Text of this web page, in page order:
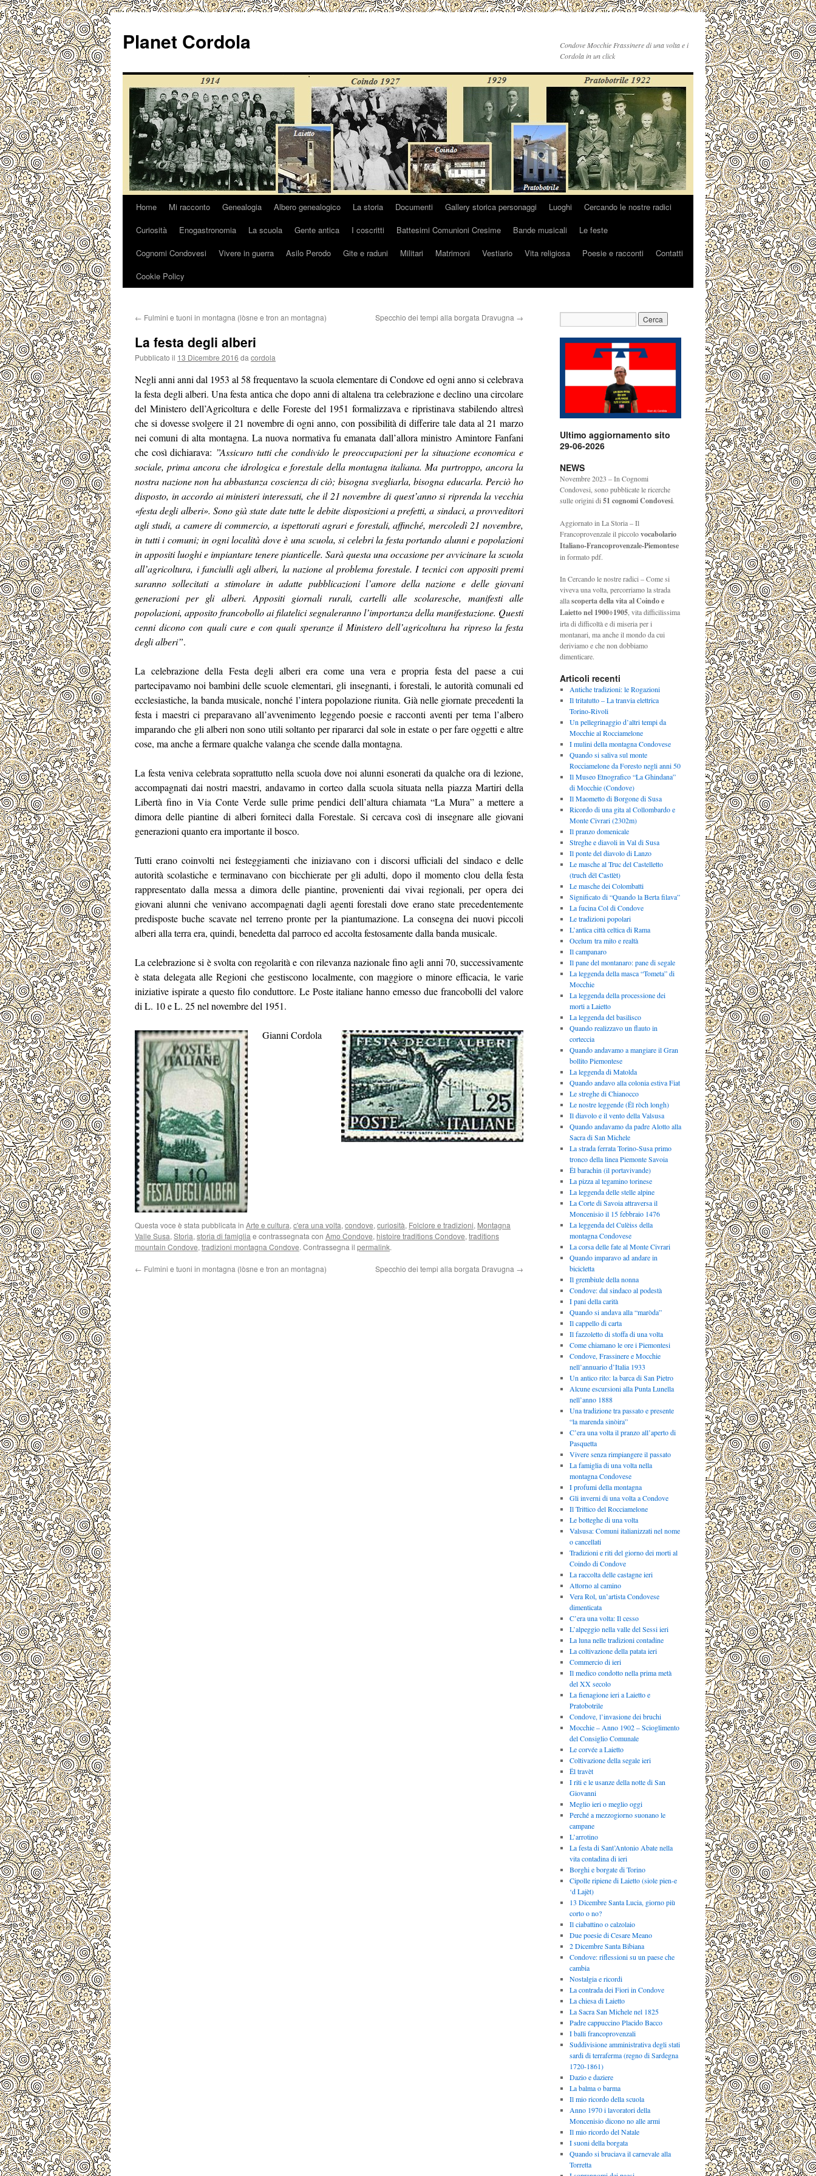
contenuto
Planet Cordola
Condove Mocchie Frassinere di una volta e i
Cordola in un click
Home Mi racconto Genealogia Albero genealogico La storia Documenti Gallery storica personaggi Luoghi
Cercando le nostre radici
Curiosità
Enogastronomia La scuola Gente antica I coscritti Battesimi Comunioni Cresime Bande musicali
Le feste
Cognomi Condovesi
Vivere in guerra Asilo Perodo Gite e raduni Militari Matrimoni Vestiario Vita religiosa Poesie e racconti
Contatti
Cookie Policy
← Fulmini e tuoni in montagna (lòsne e tron an montagna) Specchio dei tempi alla borgata Dravugna →
La festa degli alberi
Pubblicato il 13 Dicembre 2016 da cordola
Negli anni anni dal 1953 al 58 frequentavo la scuola elementare di Condove ed ogni anno si celebrava
la festa degli alberi. Una festa antica che dopo anni di altalena tra celebrazione e declino una circolare
del Ministero dell’Agricoltura e delle Foreste del 1951 formalizzava e ripristinava stabilendo altresì
che si dovesse svolgere il 21 novembre di ogni anno, con possibilità di differire tale data al 21 marzo
nei comuni di alta montagna. La nuova normativa fu emanata dall’allora ministro Amintore Fanfani
che così dichiarava: ”Assicuro tutti che condivido le preoccupazioni per la situazione economica e
sociale, prima ancora che idrologica e forestale della montagna italiana. Ma purtroppo, ancora la
nostra nazione non ha abbastanza coscienza di ciò; bisogna svegliarla, bisogna educarla. Perciò ho
disposto, in accordo ai ministeri interessati, che il 21 novembre di quest’anno si riprenda la vecchia
«festa degli alberi». Sono già state date tutte le debite disposizioni a prefetti, a sindaci, a provveditori
agli studi, a camere di commercio, a ispettorati agrari e forestali, affinché, mercoledì 21 novembre,
in tutti i comuni; in ogni località dove è una scuola, si celebri la festa portando alunni e popolazioni
in appositi luoghi e impiantare tenere pianticelle. Sarà questa una occasione per avvicinare la scuola
all’agricoltura, i fanciulli agli alberi, la nazione al problema forestale. I tecnici con appositi premi
saranno sollecitati a stimolare in adatte pubblicazioni l’amore della nazione e delle giovani
generazioni per gli alberi. Appositi giornali rurali, cartelli alle scolaresche, manifesti alle
popolazioni, apposito francobollo ai filatelici segnaleranno l’importanza della manifestazione. Questi
cenni dicono con quali cure e con quali speranze il Ministero dell’agricoltura ha ripreso la festa
degli alberi”.
La celebrazione della Festa degli alberi era come una vera e propria festa del paese a cui
partecipavamo noi bambini delle scuole elementari, gli insegnanti, i forestali, le autorità comunali ed
ecclesiastiche, la banda musicale, nonché l’intera popolazione riunita. Già nelle giornate precedenti la
festa i maestri ci preparavano all’avvenimento leggendo poesie e racconti aventi per tema l’albero
imparando che gli alberi non sono utili soltanto per ripararci dal sole in estate o per fare oggetti e altre
cose, ma anche a fermare qualche valanga che scende dalla montagna.
La festa veniva celebrata soprattutto nella scuola dove noi alunni esonerati da qualche ora di lezione,
accompagnati dai nostri maestri, andavamo in corteo dalla scuola situata nella piazza Martiri della
Libertà fino in Via Conte Verde sulle prime pendici dell’altura chiamata “La Mura” a mettere a
dimora delle piantine di alberi forniteci dalla Forestale. Si cercava così di insegnare alle giovani
generazioni quanto era importante il bosco.
Tutti erano coinvolti nei festeggiamenti che iniziavano con i discorsi ufficiali del sindaco e delle
autorità scolastiche e terminavano con bicchierate per gli adulti, dopo il momento clou della festa
rappresentato dalla messa a dimora delle piantine, provenienti dai vivai regionali, per opera dei
giovani alunni che venivano accompagnati dagli agenti forestali dove erano state precedentemente
predisposte buche scavate nel terreno pronte per la piantumazione. La consegna dei nuovi piccoli
alberi alla terra era, quindi, benedetta dal parroco ed accolta festosamente dalla banda musicale.
La celebrazione si è svolta con regolarità e con rilevanza nazionale fino agli anni 70, successivamente
è stata delegata alle Regioni che gestiscono localmente, con maggiore o minore efficacia, le varie
iniziative ispirate a questo filo conduttore. Le Poste italiane hanno emesso due francobolli del valore
di L. 10 e L. 25 nel novembre del 1951.
Gianni Cordola
Questa voce è stata pubblicata in Arte e cultura, c'era una volta, condove, curiosità, Folclore e tradizioni, Montagna
Valle Susa, Storia, storia di famiglia e contrassegnata con Amo Condove, histoire traditions Condove, traditions
mountain Condove, tradizioni montagna Condove. Contrassegna il permalink.
← Fulmini e tuoni in montagna (lòsne e tron an montagna) Specchio dei tempi alla borgata Dravugna →
Ultimo aggiornamento sito
29-06-2026
NEWS
Novembre 2023 – In Cognomi
Condovesi, sono pubblicate le ricerche
sulle origini di51 cognomi Condovesi.
Aggiornato in La Storia – Il
Francoprovenzale il piccolovocabolario
Italiano-Francoprovenzale-Piemontese
in formato pdf.
In Cercando le nostre radici – Come si
viveva una volta, percorriamo la strada
allascoperta della vita al Coindo e
Laietto nel 1900÷1905, vita difficilissima
irta di difficoltà e di miseria per i
montanari, ma anche il mondo da cui
deriviamo e che non dobbiamo
dimenticare.
Articoli recenti
Antiche tradizioni: le Rogazioni
Il tritatutto – La tranvia elettrica
Torino-Rivoli
Un pellegrinaggio d’altri tempi da
Mocchie al Rocciamelone
I mulini della montagna Condovese
Quando si saliva sul monte
Rocciamelone da Foresto negli anni 50
Il Museo Etnografico “La Ghindana”
di Mocchie (Condove)
Il Maometto di Borgone di Susa
Ricordo di una gita al Collombardo e
Monte Civrari (2302m)
Il pranzo domenicale
Streghe e diavoli in Val di Susa
Il ponte del diavolo di Lanzo
Le masche al Truc del Castelletto
(truch dël Castlèt)
Le masche dei Colombatti
Significato di “Quando la Berta filava”
La fucina Col di Condove
Le tradizioni popolari
L’antica città celtica di Rama
Ocelum tra mito e realtà
Il campanaro
Il pane del montanaro: pane di segale
La leggenda della masca “Tometa” di
Mocchie
La leggenda della processione dei
morti a Laietto
La leggenda del basilisco
Quando realizzavo un flauto in
corteccia
Quando andavamo a mangiare il Gran
bollito Piemontese
La leggenda di Matolda
Quando andavo alla colonia estiva Fiat
Le streghe di Chianocco
Le nostre leggende (Ël ròch longh)
Il diavolo e il vento della Valsusa
Quando andavamo da padre Alotto alla
Sacra di San Michele
La strada ferrata Torino-Susa primo
tronco della linea Piemonte Savoia
Ël barachin (il portavivande)
La pizza al tegamino torinese
La leggenda delle stelle alpine
La Corte di Savoia attraversa il
Moncenisio il 15 febbraio 1476
La leggenda del Culèiss della
montagna Condovese
La corsa delle fate al Monte Civrari
Quando imparavo ad andare in
bicicletta
Il grembiule della nonna
Condove: dal sindaco al podestà
I pani della carità
Quando si andava alla “maròda”
Il cappello di carta
Il fazzoletto di stoffa di una volta
Come chiamano le ore i Piemontesi
Condove, Frassinere e Mocchie
nell’annuario d’Italia 1933
Un antico rito: la barca di San Pietro
Alcune escursioni alla Punta Lunella
nell’anno 1888
Una tradizione tra passato e presente
“la marenda sinòira”
C’era una volta il pranzo all’aperto di
Pasquetta
Vivere senza rimpiangere il passato
La famiglia di una volta nella
montagna Condovese
I profumi della montagna
Gli inverni di una volta a Condove
Il Trittico del Rocciamelone
Le botteghe di una volta
Valsusa: Comuni italianizzati nel nome
o cancellati
Tradizioni e riti del giorno dei morti al
Coindo di Condove
La raccolta delle castagne ieri
Attorno al camino
Vera Rol, un’artista Condovese
dimenticata
C’era una volta: Il cesso
L’alpeggio nella valle del Sessi ieri
La luna nelle tradizioni contadine
La coltivazione della patata ieri
Commercio di ieri
Il medico condotto nella prima metà
del XX secolo
La fienagione ieri a Laietto e
Pratobotrile
Condove, l’invasione dei bruchi
Mocchie – Anno 1902 – Scioglimento
del Consiglio Comunale
Le corvée a Laietto
Coltivazione della segale ieri
Ël travèt
I riti e le usanze della notte di San
Giovanni
Meglio ieri o meglio oggi
Perché a mezzogiorno suonano le
campane
L’arrotino
La festa di Sant’Antonio Abate nella
vita contadina di ieri
Borghi e borgate di Torino
Cipolle ripiene di Laietto (siole pien-e
‘d Lajèt)
13 Dicembre Santa Lucia, giorno più
corto o no?
Il ciabattino o calzolaio
Due poesie di Cesare Meano
2 Dicembre Santa Bibiana
Condove: riflessioni su un paese che
cambia
Nostalgia e ricordi
La contrada dei Fiori in Condove
La chiesa di Laietto
La Sacra San Michele nel 1825
Padre cappuccino Placido Bacco
I balli francoprovenzali
Suddivisione amministrativa degli stati
sardi di terraferma (regno di Sardegna
1720-1861)
Dazio e daziere
La balma o barma
Il mio ricordo della scuola
Anno 1970 i lavoratori della
Moncenisio dicono no alle armi
Il mio ricordo del Natale
I suoni della borgata
Quando si bruciava il carnevale alla
Torretta